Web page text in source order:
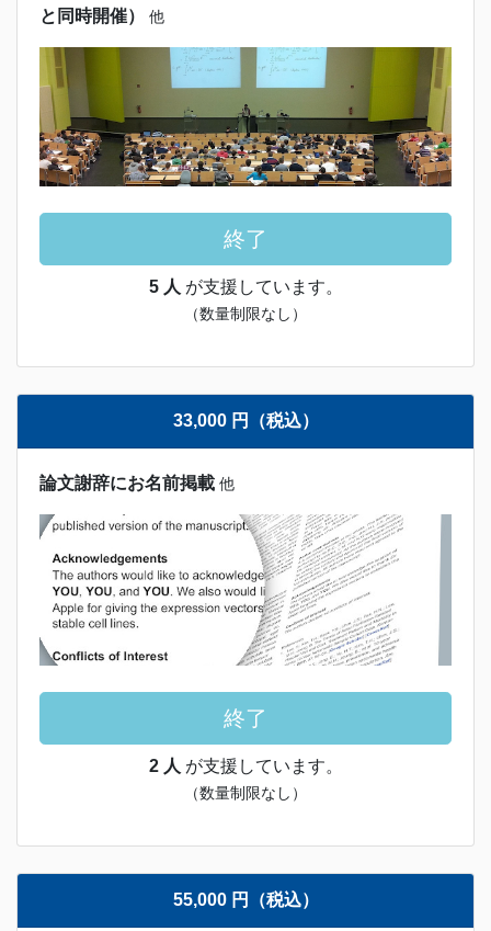
と同時開催）
他
終了
5 人 が支援しています。
（数量制限なし）
33,000 円（税込）
論文謝辞にお名前掲載 他
終了
2 人 が支援しています。
（数量制限なし）
55,000 円（税込）